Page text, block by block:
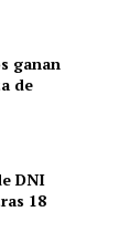
ganan
de
DNI
18